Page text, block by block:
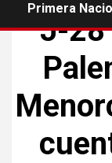
Primera
J-28